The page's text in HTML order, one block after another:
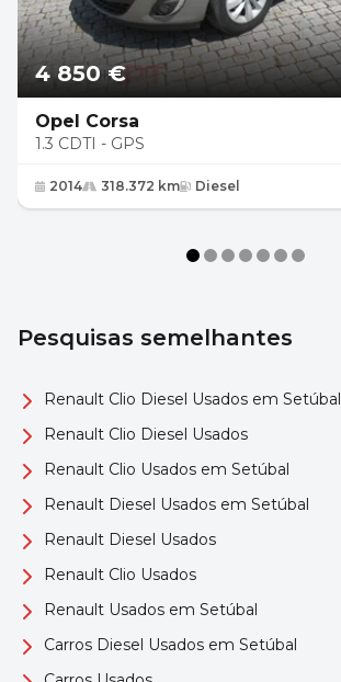
4 850 €
Opel Corsa
1.3 CDTI - GPS
2014 318.372 km Diesel
Pesquisas semelhantes
Renault Clio Diesel Usados em Setúbal
Renault Clio Diesel Usados
Renault Clio Usados em Setúbal
Renault Diesel Usados em Setúbal
Renault Diesel Usados
Renault Clio Usados
Renault Usados em Setúbal
Carros Diesel Usados em Setúbal